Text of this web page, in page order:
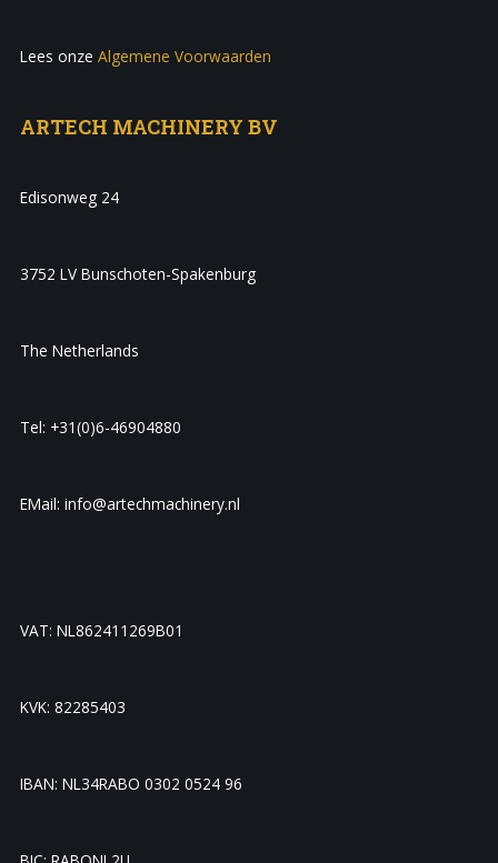
Lees onze Algemene Voorwaarden
ARTECH MACHINERY BV
Edisonweg 24
3752 LV Bunschoten-Spakenburg
The Netherlands
Tel: +31(0)6-46904880
EMail: info@artechmachinery.nl
VAT: NL862411269B01
KVK: 82285403
IBAN: NL34RABO 0302 0524 96